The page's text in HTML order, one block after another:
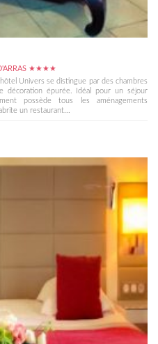
D'ARRAS ★★★★
Univers se distingue par des chambres
décoration épurée. Idéal pour un séjour
possède tous les aménagements
un restaurant...